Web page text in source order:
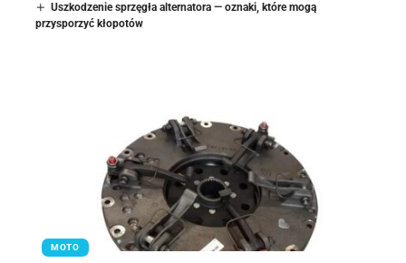
Uszkodzenie sprzęgła alternatora — oznaki, które mogą
przysporzyć kłopotów
MOTO